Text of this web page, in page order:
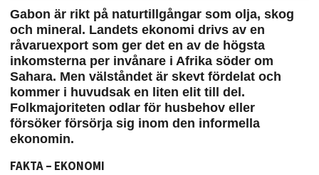
Gabon är rikt på naturtillgångar som olja, skog
och mineral. Landets ekonomi drivs av en
råvaruexport som ger det en av de högsta
inkomsterna per invånare i Afrika söder om
Sahara. Men välståndet är skevt fördelat och
kommer i huvudsak en liten elit till del.
Folkmajoriteten odlar för husbehov eller
försöker försörja sig inom den informella
ekonomin.
FAKTA – EKONOMI